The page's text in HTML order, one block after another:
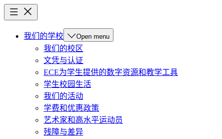
我们的学校 Open menu
我们的校区
文凭与认证
ECE为学生提供的数字资源和教学工具
学生校园生活
我们的活动
学费和优惠政策
艺术家和高水平运动员
残障与差异